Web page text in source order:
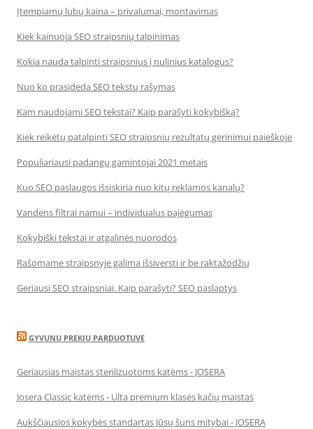
Įtempiamų lubų kaina – privalumai, montavimas
Kiek kainuoja SEO straipsnių talpinimas
Kokia nauda talpinti straipsnius į nulinius katalogus?
Nuo ko prasideda SEO tekstų rašymas
Kam naudojami SEO tekstai? Kaip parašyti kokybišką?
Kiek reikėtų patalpinti SEO straipsnių rezultatų gerinimui paieškoje
Populiariausi padangų gamintojai 2021 metais
Kuo SEO paslaugos išsiskiria nuo kitų reklamos kanalų?
Vandens filtrai namui – individualus pajėgumas
Kokybiški tekstai ir atgalinės nuorodos
Rašomame straipsnyje galima išsiversti ir be raktažodžių
Geriausi SEO straipsniai. Kaip parašyti? SEO paslaptys
GYVUNU PREKIU PARDUOTUVE
Geriausias maistas sterilizuotoms katėms - JOSERA
Josera Classic katėms - Ulta premium klasės kačių maistas
Aukščiausios kokybės standartas Jūsų šuns mitybai - JOSERA